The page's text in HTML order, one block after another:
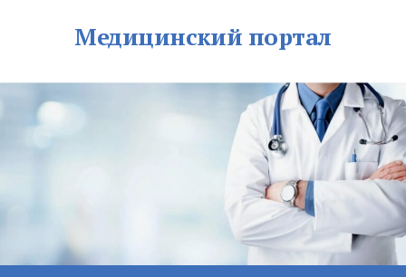
Медицинский портал